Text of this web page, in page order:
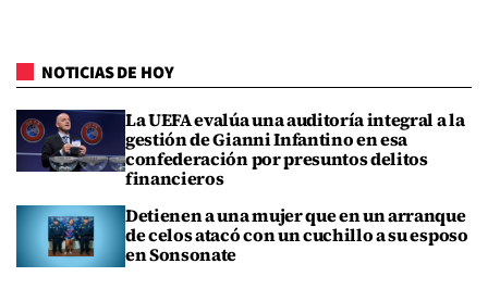
NOTICIAS DE HOY
La UEFA evalúa una auditoría integral a la
gestión de Gianni Infantino en esa
confederación por presuntos delitos
financieros
Detienen a una mujer que en un arranque
de celos atacó con un cuchillo a su esposo
en Sonsonate